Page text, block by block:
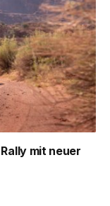
mit neuer